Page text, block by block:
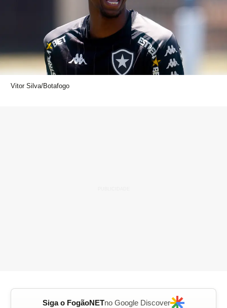
Vitor Silva/Botafogo
Siga o FogãoNETno Google Discover